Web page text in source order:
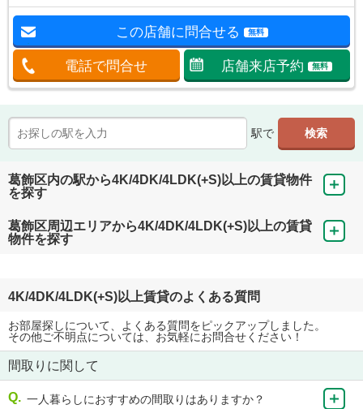
この店舗に問合せる 無料
電話で問合せ 店舗来店予約 無料
駅で
葛飾区内の駅から4K/4DK/4LDK(+S)以上の賃貸物件
を探す
葛飾区周辺エリアから4K/4DK/4LDK(+S)以上の賃貸
物件を探す
4K/4DK/4LDK(+S)以上賃貸のよくある質問
お部屋探しについて、よくある質問をピックアップしました。
その他ご不明点については、お気軽にお問合せください！
間取りに関して
一人暮らしにおすすめの間取りはありますか？